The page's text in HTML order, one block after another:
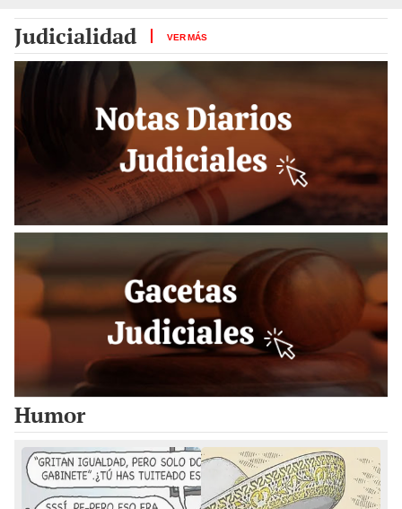
Judicialidad VER MÁS
Humor